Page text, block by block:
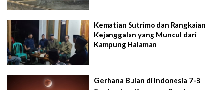
Kematian Sutrimo dan Rangkaian
Kejanggalan yang Muncul dari
Kampung Halaman
Gerhana Bulan di Indonesia 7-8